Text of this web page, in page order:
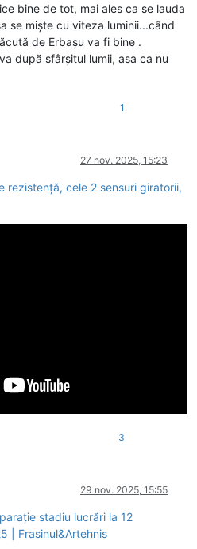
bine de tot, mai ales ca se lauda
se miște cu viteza luminii...când
de Erbașu va fi bine .
după sfârșitul lumii, asa ca nu
1
27 nov. 2025, 15:23
rezistență, cele 2 sensuri giratorii,
3
29 nov. 2025, 15:55
stadiu lucrări la 12
| Frasinul&Artehnis